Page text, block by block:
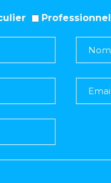
Professionnel